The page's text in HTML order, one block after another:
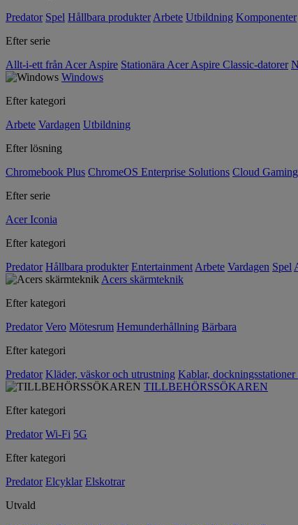
Predator Spel Hållbara produkter Arbete Utbildning Komponenter
Efter serie
Allt-i-ett från Acer Aspire Stationära Acer Aspire Classic-datorer
Windows
Efter kategori
Arbete Vardagen Utbildning
Efter lösning
Chromebook Plus ChromeOS Enterprise Solutions Cloud
Efter serie
Acer Iconia
Efter kategori
Predator Hållbara produkter Entertainment Arbete Vardagen Spel
Acers skärmteknik
Efter kategori
Predator Vero Mötesrum Hemunderhållning Bärbara
Efter kategori
Predator Kläder, väskor och utrustning Kablar,
TILLBEHÖRSSÖKAREN
Efter kategori
Predator Wi-Fi 5G
Efter kategori
Predator Elcyklar Elskotrar
Utvald